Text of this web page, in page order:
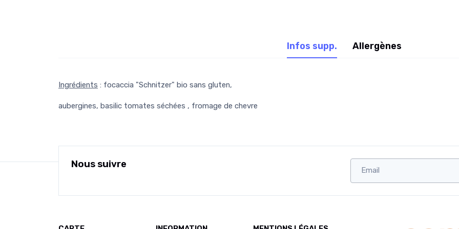
Infos supp. Allergènes
Ingrédients : focaccia "Schnitzer" bio sans gluten,
aubergines, basilic tomates séchées , fromage de chevre
Nous suivre